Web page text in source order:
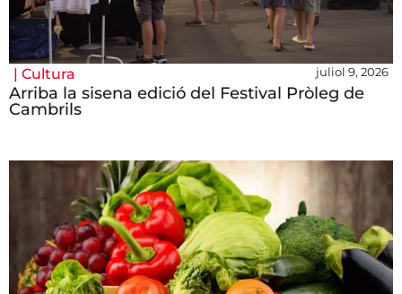
| Cultura juliol 9, 2026
Arriba la sisena edició del Festival Pròleg de
Cambrils